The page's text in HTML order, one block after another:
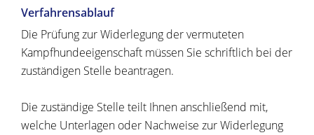
Verfahrensablauf
Die Prüfung zur Widerlegung der vermuteten
Kampfhundeeigenschaft müssen Sie schriftlich bei der
zuständigen Stelle beantragen.
Die zuständige Stelle teilt Ihnen anschließend mit,
welche Unterlagen oder Nachweise zur Widerlegung